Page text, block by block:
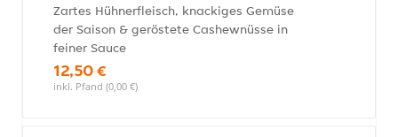
Zartes Hühnerfleisch, knackiges Gemüse
der Saison & geröstete Cashewnüsse in
feiner Sauce
12,50 €
inkl. Pfand (0,00 €)